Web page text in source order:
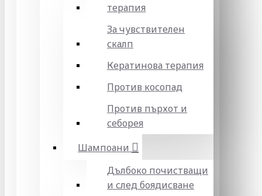
терапия
За чувствителен
скалп
Кератинова терапия
Против косопад
Против пърхот и
себорея
Шампоани
Дълбоко почистващи
и след боядисване